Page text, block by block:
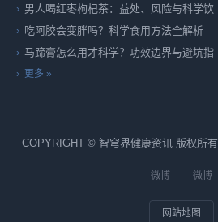
男人喝红枣枸杞茶：益处、风险与科学饮
吃阿胶会变胖吗？科学食用方法全解析
马蹄膏怎么用才科学？功效边界与避坑指
更多 »
COPYRIGHT © 智穹界健康资讯 版权所有
微博 微博
网站地图